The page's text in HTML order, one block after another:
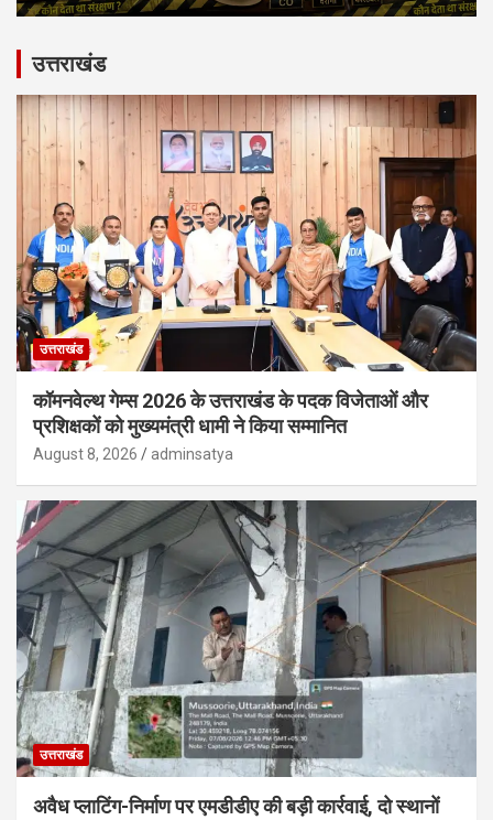
उत्तराखंड
उत्तराखंड
कॉमनवेल्थ गेम्स 2026 के उत्तराखंड के पदक विजेताओं और
प्रशिक्षकों को मुख्यमंत्री धामी ने किया सम्मानित
August 8, 2026 adminsatya
उत्तराखंड
अवैध प्लाटिंग-निर्माण पर एमडीडीए की बड़ी कार्रवाई, दो स्थानों